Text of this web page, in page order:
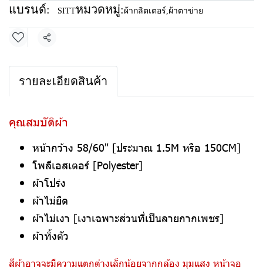
แบรนด์: SITTหมวดหมู่: ผ้ากลิตเตอร์,ผ้าตาข่าย
แชร์
รายละเอียดสินค้า
คุณสมบัติผ้า
หน้ากว้าง 58/60" [ประมาณ 1.5M หรือ 150CM]
โพลีเอสเตอร์ [Polyester]
ผ้าโปร่ง
ผ้าไม่ยืด
ผ้าไม่เงา [เงาเฉพาะส่วนที่เป็นลายกากเพชร]
ผ้าทิ้งตัว
สีผ้าอาจจะมีความแตกต่างเล็กน้อยจากกล้อง มุมแสง หน้าจอ